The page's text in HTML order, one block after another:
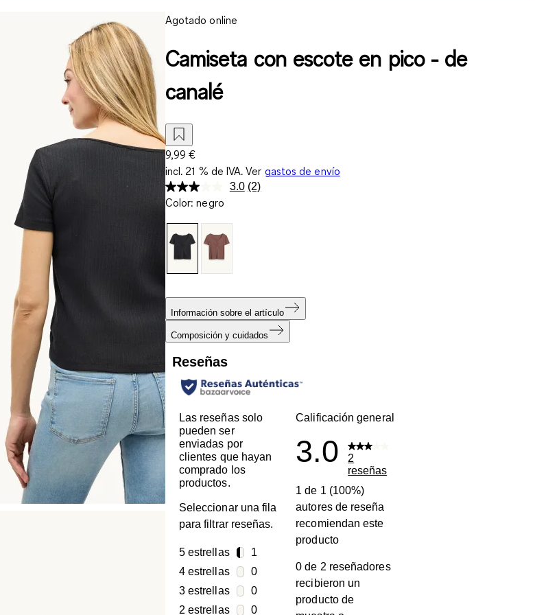
Agotado online
Camiseta con escote en pico - de
canalé
9,99 €
incl. 21 % de IVA. Ver gastos de envío
3.0 Lea
(2)
Color: negro
Información sobre el artículo
Composición y cuidados
Reseñas
Las reseñas solo
pueden ser
enviadas por
clientes que hayan
comprado los
productos.
Seleccionar una fila
para filtrar reseñas.
5 estrellasestrellas
1
1 reseña con 5 estrellas.
4 estrellasestrellas
0
0 reseñas con 4 estrellas.
3 estrellasestrellas
0
0 reseñas con 3 estrellas.
2 estrellasestrellas
0
Calificación general
3.0
2
reseñas
1 de 1 (100%)
autores de reseña
recomiendan este
producto
0 de 2 reseñadores
recibieron un
producto de